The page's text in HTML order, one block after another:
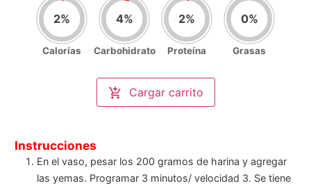
2%
Calorías
4%
Carbohidrato
2%
Proteína
0%
Grasas
Nutrición por porción(4)
Calorías 49 /2000kcal
Carbohidrato
9/250gr
Cargar carrito
Instrucciones
En el vaso, pesar los 200 gramos de harina y agregar
las yemas. Programar 3 minutos/ velocidad 3. Se tiene